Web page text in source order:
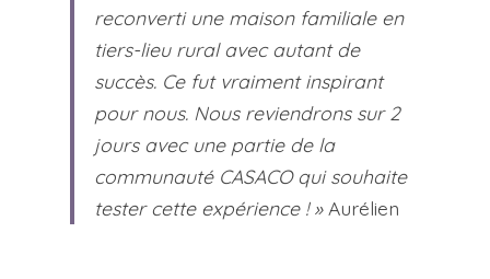
reconverti une maison familiale en
tiers-lieu rural avec autant de
succès. Ce fut vraiment inspirant
pour nous. Nous reviendrons sur 2
jours avec une partie de la
communauté CASACO qui souhaite
tester cette expérience ! » Aurélien